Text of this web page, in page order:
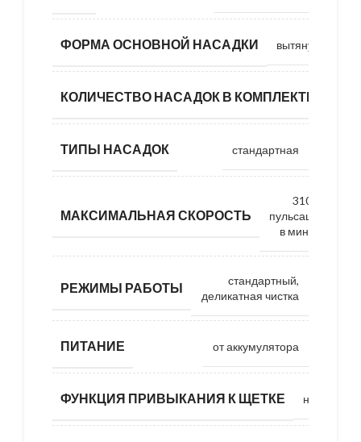
ФОРМА ОСНОВНОЙ НАСАДКИ вытянутая
КОЛИЧЕСТВО НАСАДОК В КОМПЛЕКТЕ
ТИПЫ НАСАДОК стандартная
МАКСИМАЛЬНАЯ СКОРОСТЬ
31000
пульсаций
в минуту
РЕЖИМЫ РАБОТЫ
стандартный,
деликатная чистка
ПИТАНИЕ от аккумулятора
ФУНКЦИЯ ПРИВЫКАНИЯ К ЩЕТКЕ нет